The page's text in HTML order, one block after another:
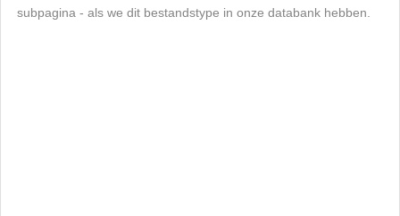
subpagina - als we dit bestandstype in onze databank hebben.